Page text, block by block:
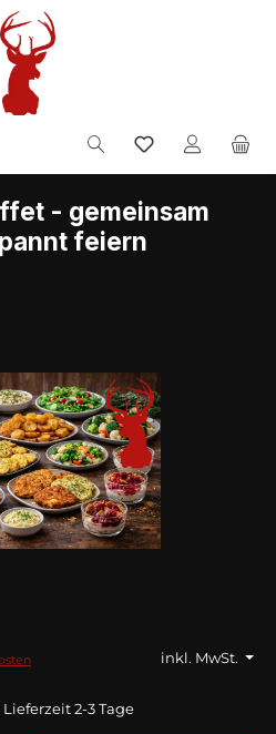
- gemeinsam
feiern
inkl. MwSt.
2-3 Tage